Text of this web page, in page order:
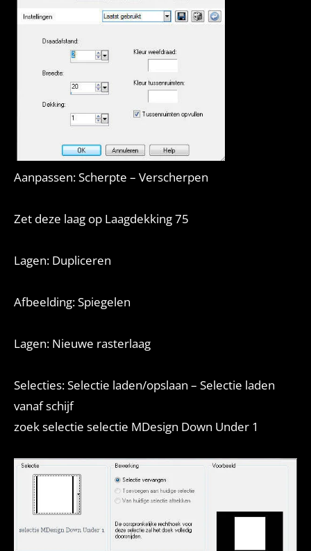
Aanpassen: Scherpte – Verscherpen
Zet deze laag op Laagdekking 75
Lagen: Dupliceren
Afbeelding: Spiegelen
Lagen: Nieuwe rasterlaag
Selecties: Selectie laden/opslaan – Selectie laden
vanaf schijf
zoek selectie selectie MDesign Down Under 1